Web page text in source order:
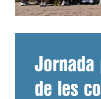
Jornada
de les